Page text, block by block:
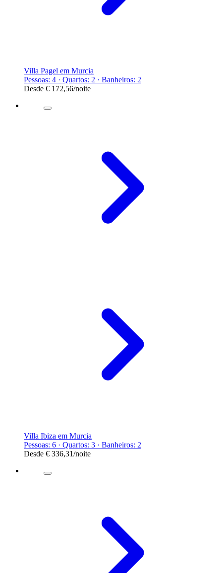
Villa Pagel em Murcia
Pessoas: 4 · Quartos: 2 · Banheiros: 2
Desde € 172,56/noite
Villa Ibiza em Murcia
Pessoas: 6 · Quartos: 3 · Banheiros: 2
Desde € 336,31/noite